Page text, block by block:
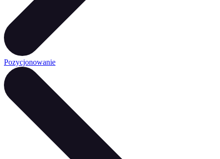
Pozycjonowanie